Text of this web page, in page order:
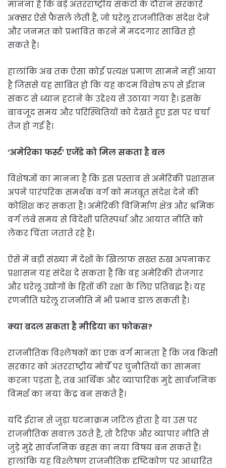
मानना है कि बड़े अंतरराष्ट्रीय संकटों के दौरान सरकारें
अक्सर ऐसे फैसले लेती हैं, जो घरेलू राजनीतिक संदेश देने
और जनमत को प्रभावित करने में मददगार साबित हो
सकते हैं।
हालांकि अब तक ऐसा कोई प्रत्यक्ष प्रमाण सामने नहीं आया
है जिससे यह साबित हो कि यह कदम विशेष रूप से ईरान
संकट से ध्यान हटाने के उद्देश्य से उठाया गया है। इसके
बावजूद समय और परिस्थितियों को देखते हुए इस पर चर्चा
तेज हो गई है।
‘अमेरिका फर्स्ट’ एजेंडे को मिल सकता है बल
विशेषज्ञों का मानना है कि इस प्रस्ताव से अमेरिकी प्रशासन
अपने पारंपरिक समर्थक वर्ग को मजबूत संदेश देने की
कोशिश कर सकता है। अमेरिकी विनिर्माण क्षेत्र और श्रमिक
वर्ग लंबे समय से विदेशी प्रतिस्पर्धा और आयात नीति को
लेकर चिंता जताते रहे हैं।
ऐसे में बड़ी संख्या में देशों के खिलाफ सख्त रुख अपनाकर
प्रशासन यह संदेश दे सकता है कि वह अमेरिकी रोजगार
और घरेलू उद्योगों के हितों की रक्षा के लिए प्रतिबद्ध है। यह
रणनीति घरेलू राजनीति में भी प्रभाव डाल सकती है।
क्या बदल सकता है मीडिया का फोकस?
राजनीतिक विश्लेषकों का एक वर्ग मानता है कि जब किसी
सरकार को अंतरराष्ट्रीय मोर्चे पर चुनौतियों का सामना
करना पड़ता है, तब आर्थिक और व्यापारिक मुद्दे सार्वजनिक
विमर्श का नया केंद्र बन सकते हैं।
यदि ईरान से जुड़ा घटनाक्रम जटिल होता है या उस पर
राजनीतिक सवाल उठते हैं, तो टैरिफ और व्यापार नीति से
जुड़े मुद्दे सार्वजनिक बहस का नया विषय बन सकते हैं।
हालांकि यह विश्लेषण राजनीतिक दृष्टिकोण पर आधारित